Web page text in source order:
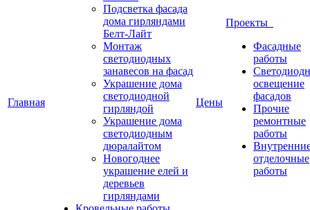
Главная
Подсветка фасада
дома гирляндами
Белт-Лайт
Монтаж
светодиодных
занавесов на фасад
Украшение дома
светодиодной
гирляндой
Украшение дома
светодиодным
дюралайтом
Новогоднее
украшение елей и
деревьев
гирляндами
Цены
Проекты
Фасадные
работы
освещение
фасадов
Прочие
ремонтные
работы
отделочные
работы